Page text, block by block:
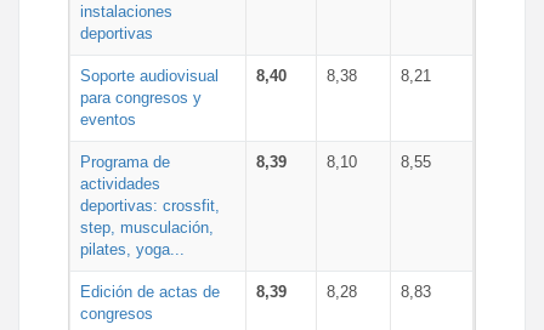
instalaciones
deportivas
Soporte audiovisual
para congresos y
eventos
8,40 8,38 8,21
Programa de
actividades
deportivas: crossfit,
step, musculación,
pilates, yoga...
8,39 8,10 8,55
Edición de actas de
congresos
8,39 8,28 8,83